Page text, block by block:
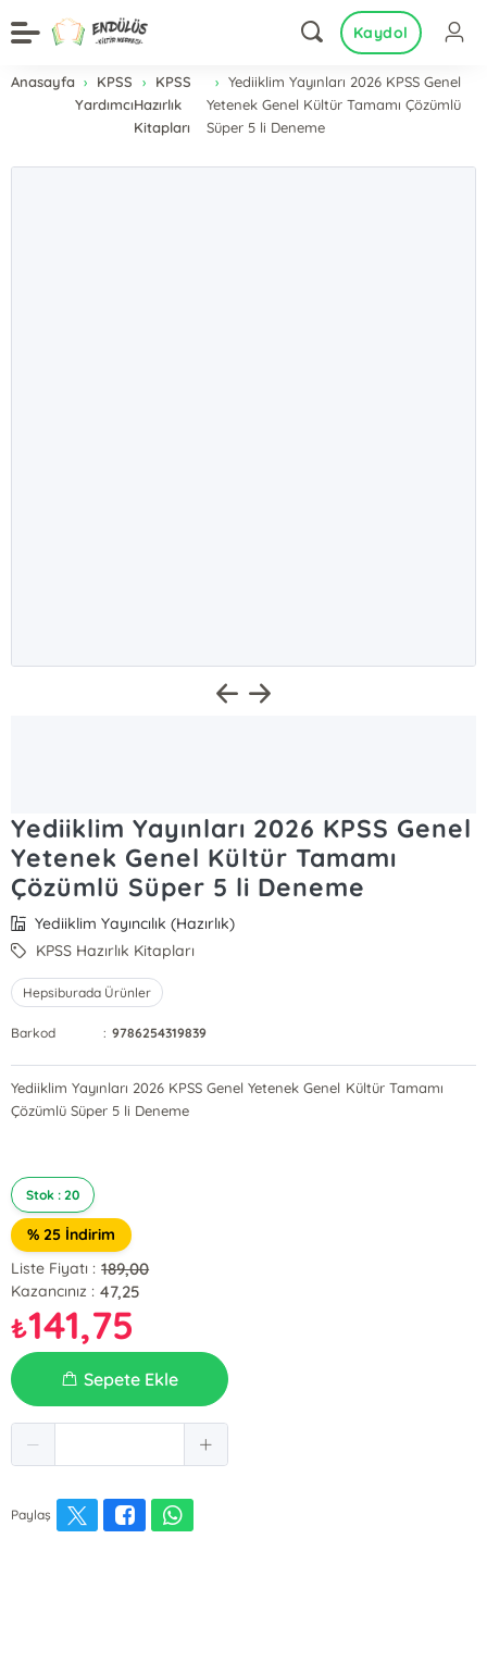
Kaydol
Anasayfa
KPSS
Yardımcı
KPSS
Hazırlık
Kitapları
Yediiklim Yayınları 2026 KPSS Genel
Yetenek Genel Kültür Tamamı Çözümlü
Süper 5 li Deneme
Yediiklim Yayınları 2026 KPSS Genel
Yetenek Genel Kültür Tamamı
Çözümlü Süper 5 li Deneme
Yediiklim Yayıncılık (Hazırlık)
KPSS Hazırlık Kitapları
Hepsiburada Ürünler
Barkod : 9786254319839
Yediiklim Yayınları 2026 KPSS Genel Yetenek Genel Kültür Tamamı
Çözümlü Süper 5 li Deneme
Stok : 20
% 25 İndirim
Liste Fiyatı : 189,00
Kazancınız : 47,25
₺141,75
Sepete Ekle
Paylaş